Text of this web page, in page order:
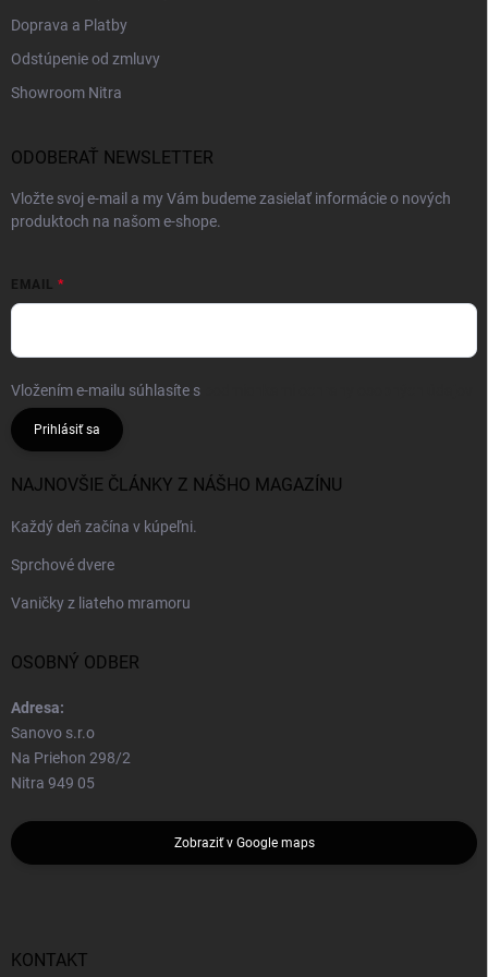
Doprava a Platby
Odstúpenie od zmluvy
Showroom Nitra
ODOBERAŤ NEWSLETTER
Vložte svoj e-mail a my Vám budeme zasielať informácie o nových
produktoch na našom e-shope.
EMAIL
Vložením e-mailu súhlasíte s
Prihlásiť sa
NAJNOVŠIE ČLÁNKY Z NÁŠHO MAGAZÍNU
Každý deň začína v kúpeľni.
Sprchové dvere
Vaničky z liateho mramoru
OSOBNÝ ODBER
Adresa:
Sanovo s.r.o
Na Priehon 298/2
Nitra 949 05
Zobraziť v Google maps
KONTAKT